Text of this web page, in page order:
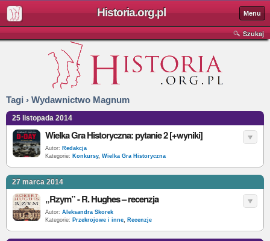
Historia.org.pl Menu
Szukaj
Tagi › Wydawnictwo Magnum
25 listopada 2014
Wielka Gra Historyczna: pytanie 2 [+wyniki]
Autor: Redakcja
Kategorie: Konkursy, Wielka Gra Historyczna
27 marca 2014
„Rzym” - R. Hughes – recenzja
Autor: Aleksandra Skorek
Kategorie: Przekrojowe i inne, Recenzje